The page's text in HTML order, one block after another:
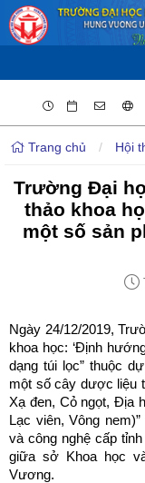
Trang chủ / Hội
Trường Đại
thảo khoa
một số sản
Ngày 24/12/2019,
khoa học: ‘Định
dạng túi lọc” thuộc
một số cây dược liệu
Xạ đen, Cỏ ngọt, Địa
Lạc viên, Vông
và công nghệ cấp
giữa sở Khoa học
Vương.